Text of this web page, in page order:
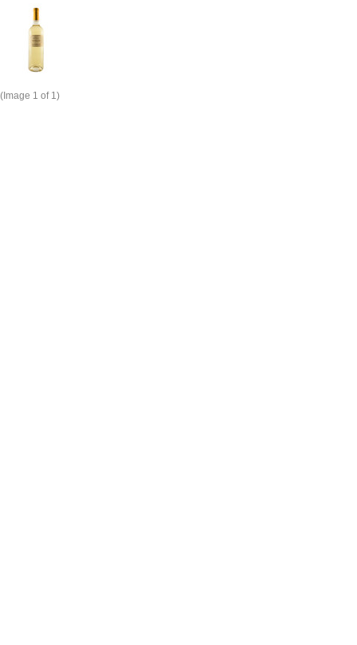
(Image 1 of 1)